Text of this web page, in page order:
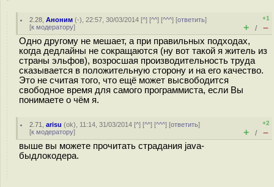
2.28 ,Аноним (-), 22:57, 30/03/2014 [^] [^^] [^^^] [ответить]
[к модератору]
+1
+ / –
Одно другому не мешает, а при правильных подходах,
когда дедлайны не сокращаются (ну вот такой я житель из
страны эльфов), возросшая производительность труда
сказывается в положительную сторону и на его качество.
Это не считая того, что ещё может высвободится
свободное время для самого программиста, если Вы
понимаете о чём я.
2.71 ,arisu (ok), 11:14, 31/03/2014 [^] [^^] [^^^] [ответить]
[к модератору]
+2
+ / –
выше вы можете прочитать страдания java-
быдлокодера.